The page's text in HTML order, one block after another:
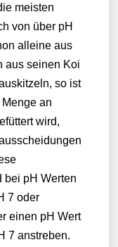
meisten
von über pH
alleine aus
aus seinen Koi
so ist
an
wird,
bei pH Werten
7 oder
einen pH Wert
7 anstreben.